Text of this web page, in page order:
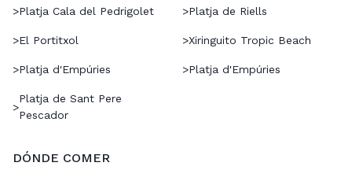
>Platja Cala del Pedrigolet >Platja de Riells
>El Portitxol >Xiringuito Tropic Beach
>Platja d'Empúries >Platja d'Empúries
>
Platja de Sant Pere
Pescador
DÓNDE COMER